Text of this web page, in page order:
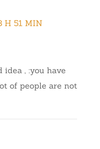
H 51 MIN
, :you have
of people are not